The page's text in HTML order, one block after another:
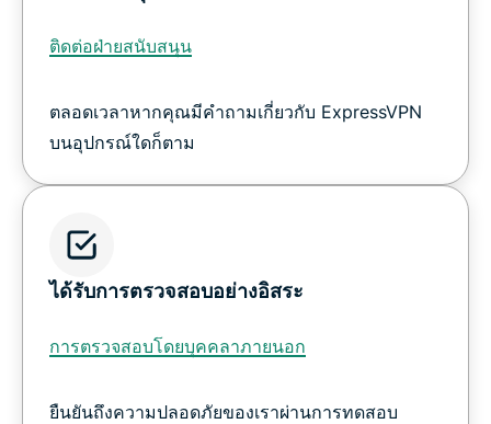
ติดต่อฝ่ายสนับสนุน
ตลอดเวลาหากคุณมีคำถามเกี่ยวกับ ExpressVPN
บนอุปกรณ์ใดก็ตาม
ได้รับการตรวจสอบอย่างอิสระ
การตรวจสอบโดยบุคคลาภายนอก
ยืนยันถึงความปลอดภัยของเราผ่านการทดสอบ